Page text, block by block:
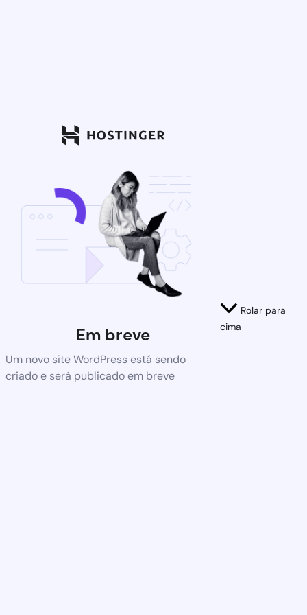
Em breve
Um novo site WordPress está sendo
criado e será publicado em breve
Rolar para
cima